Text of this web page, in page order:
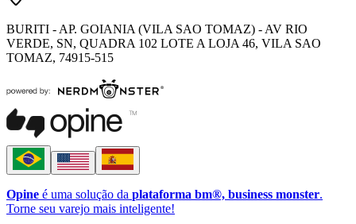
BURITI - AP. GOIANIA (VILA SAO TOMAZ) - AV RIO
VERDE, SN, QUADRA 102 LOTE A LOJA 46, VILA SAO
TOMAZ, 74915-515
Opine é uma solução da plataforma bm®, business monster.
Torne seu varejo mais inteligente!